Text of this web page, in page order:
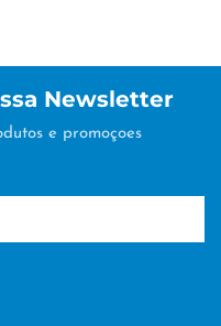
Newsletter
e promoçoes